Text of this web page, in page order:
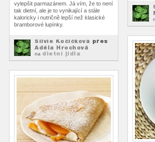
vylepšit parmazánem. Já vím, že to není
tak dietní, ale je to vynikající a stále
kaloricky i nutričně lepší než klasické
bramborové lupínky.
Silvie Kočičková přes
Adéla Hrochová
na dietní jídla